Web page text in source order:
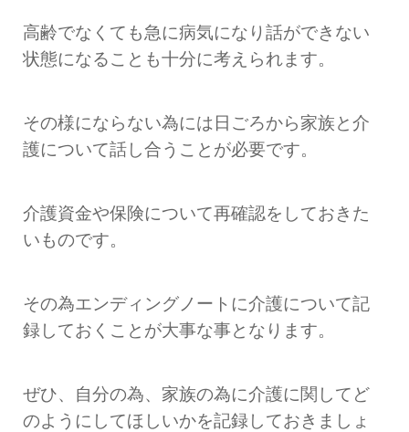
高齢でなくても急に病気になり話ができない
状態になることも十分に考えられます。
その様にならない為には日ごろから家族と介
護について話し合うことが必要です。
介護資金や保険について再確認をしておきた
いものです。
その為エンディングノートに介護について記
録しておくことが大事な事となります。
ぜひ、自分の為、家族の為に介護に関してど
のようにしてほしいかを記録しておきましょ